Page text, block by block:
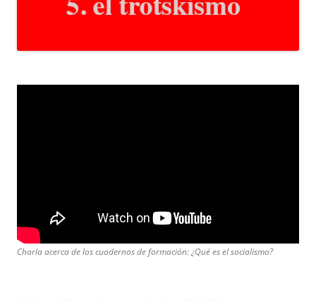
Charla acerca de los cuadernos de formación: ¿Qué es el socialismo?